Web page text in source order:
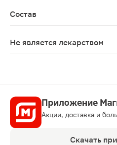
Состав
Не является лекарством
Приложение
Акции, доставка и
Скачать